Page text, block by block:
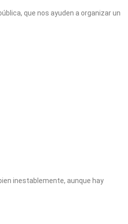
que nos ayuden a organizar un
inestablemente, aunque hay